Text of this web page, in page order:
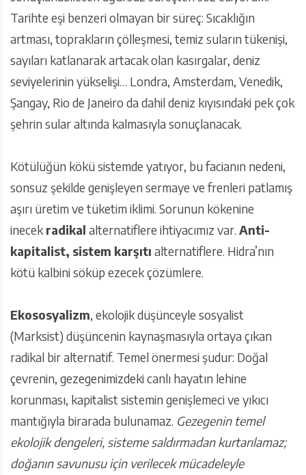
Tarihte eşi benzeri olmayan bir süreç: Sıcaklığın
artması, toprakların çölleşmesi, temiz suların tükenişi,
sayıları katlanarak artacak olan kasırgalar, deniz
seviyelerinin yükselişi… Londra, Amsterdam, Venedik,
Şangay, Rio de Janeiro da dahil deniz kıyısındaki pek çok
şehrin sular altında kalmasıyla sonuçlanacak.
Kötülüğün kökü sistemde yatıyor, bu facianın nedeni,
sonsuz şekilde genişleyen sermaye ve frenleri patlamış
aşırı üretim ve tüketim iklimi. Sorunun kökenine
inecek radikal alternatiflere ihtiyacımız var. Anti-
kapitalist, sistem karşıtı alternatiflere. Hidra’nın
kötü kalbini söküp ezecek çözümlere.
Ekososyalizm, ekolojik düşünceyle sosyalist
(Marksist) düşüncenin kaynaşmasıyla ortaya çıkan
radikal bir alternatif. Temel önermesi şudur: Doğal
çevrenin, gezegenimizdeki canlı hayatın lehine
korunması, kapitalist sistemin genişlemeci ve yıkıcı
mantığıyla birarada bulunamaz. Gezegenin temel
ekolojik dengeleri, sisteme saldırmadan kurtarılamaz;
doğanın savunusu için verilecek mücadeleyle